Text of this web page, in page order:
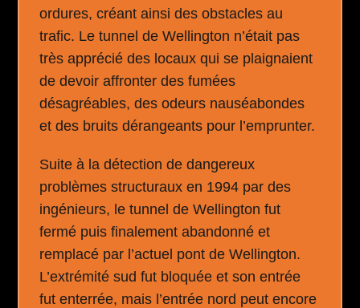
ordures, créant ainsi des obstacles au
trafic. Le tunnel de Wellington n’était pas
très apprécié des locaux qui se plaignaient
de devoir affronter des fumées
désagréables, des odeurs nauséabondes
et des bruits dérangeants pour l’emprunter.
Suite à la détection de dangereux
problèmes structuraux en 1994 par des
ingénieurs, le tunnel de Wellington fut
fermé puis finalement abandonné et
remplacé par l’actuel pont de Wellington.
L’extrémité sud fut bloquée et son entrée
fut enterrée, mais l’entrée nord peut encore